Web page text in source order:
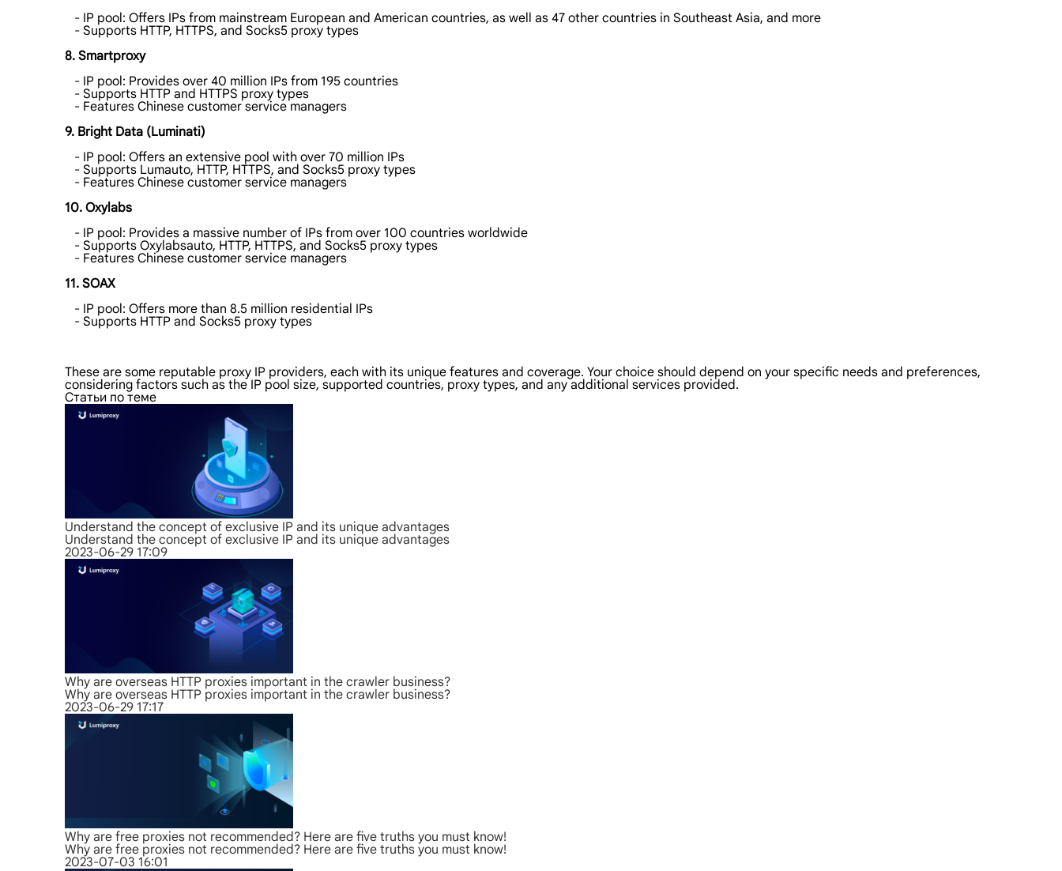
- IP pool: Offers IPs from mainstream European and American countries, as well as 47 other countries in Southeast Asia, and more
- Supports HTTP, HTTPS, and Socks5 proxy types
8. Smartproxy
- IP pool: Provides over 40 million IPs from 195 countries
- Supports HTTP and HTTPS proxy types
- Features Chinese customer service managers
9. Bright Data (Luminati)
- IP pool: Offers an extensive pool with over 70 million IPs
- Supports Lumauto, HTTP, HTTPS, and Socks5 proxy types
- Features Chinese customer service managers
10. Oxylabs
- IP pool: Provides a massive number of IPs from over 100 countries worldwide
- Supports Oxylabsauto, HTTP, HTTPS, and Socks5 proxy types
- Features Chinese customer service managers
11. SOAX
- IP pool: Offers more than 8.5 million residential IPs
- Supports HTTP and Socks5 proxy types
These are some reputable proxy IP providers, each with its unique features and coverage. Your choice should depend on your specific needs and preferences,
considering factors such as the IP pool size, supported countries, proxy types, and any additional services provided.
Статьи по теме
Understand the concept of exclusive IP and its unique advantages
Understand the concept of exclusive IP and its unique advantages
2023-06-29 17:09
Why are overseas HTTP proxies important in the crawler business?
Why are overseas HTTP proxies important in the crawler business?
2023-06-29 17:17
Why are free proxies not recommended? Here are five truths you must know!
Why are free proxies not recommended? Here are five truths you must know!
2023-07-03 16:01